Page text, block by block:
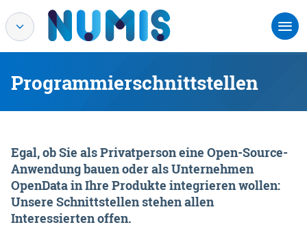
Programmierschnittstellen
Egal, ob Sie als Privatperson eine Open-Source-
Anwendung bauen oder als Unternehmen
OpenData in Ihre Produkte integrieren wollen:
Unsere Schnittstellen stehen allen
Interessierten offen.